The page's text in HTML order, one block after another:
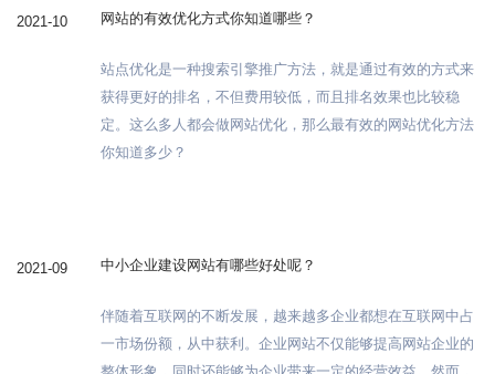
2021-10
网站的有效优化方式你知道哪些？
站点优化是一种搜索引擎推广方法，就是通过有效的方式来
获得更好的排名，不但费用较低，而且排名效果也比较稳
定。这么多人都会做网站优化，那么最有效的网站优化方法
你知道多少？
2021-09 中小企业建设网站有哪些好处呢？
伴随着互联网的不断发展，越来越多企业都想在互联网中占
一市场份额，从中获利。企业网站不仅能够提高网站企业的